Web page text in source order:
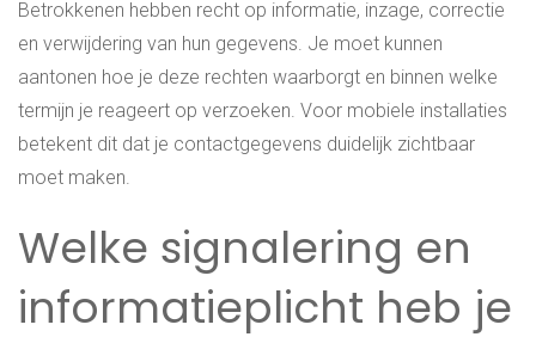
Betrokkenen hebben recht op informatie, inzage, correctie
en verwijdering van hun gegevens. Je moet kunnen
aantonen hoe je deze rechten waarborgt en binnen welke
termijn je reageert op verzoeken. Voor mobiele installaties
betekent dit dat je contactgegevens duidelijk zichtbaar
moet maken.
Welke signalering en
informatieplicht heb je